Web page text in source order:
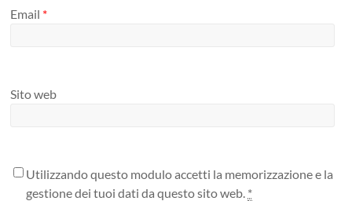
Email *
Sito web
Utilizzando questo modulo accetti la memorizzazione e la
gestione dei tuoi dati da questo sito web. *